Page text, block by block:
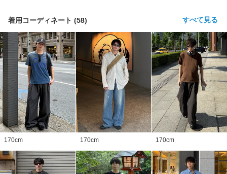
着用コーディネート (58) すべて見る
170cm 170cm 170cm